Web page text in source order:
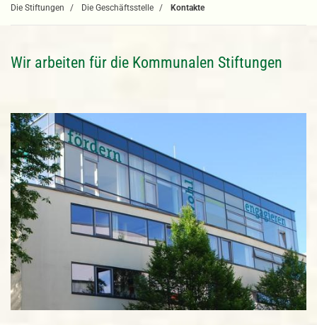
Die Stiftungen Die Geschäftsstelle Kontakte
Wir arbeiten für die Kommunalen Stiftungen